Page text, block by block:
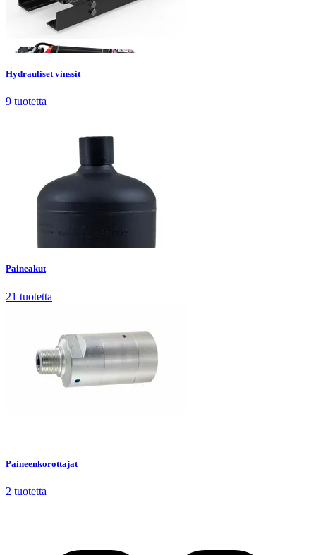
Hydrauliset vinssit9 tuotetta
Hydrauliset vinssit
9 tuotetta
Paineakut
21 tuotetta
Paineenkorottajat
2 tuotetta